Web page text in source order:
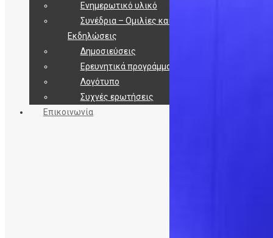
Ενημερωτικό υλικό
Συνέδρια – Ομιλίες και
Εκδηλώσεις
Δημοσιεύσεις
Ερευνητικά προγράμματα
Λογότυπο
Συχνές ερωτήσεις
Επικοινωνία